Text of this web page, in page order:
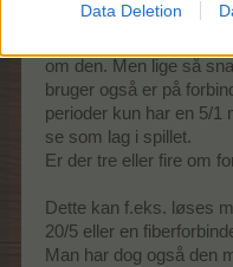
Data Deletion
Hvis man er udstyret
om den. Men lige så
bruger også er på
perioder kun har en 5/1
se som lag i spillet.
Er der tre eller fire om
Dette kan f.eks. løses
20/5 eller en
Man har dog også den